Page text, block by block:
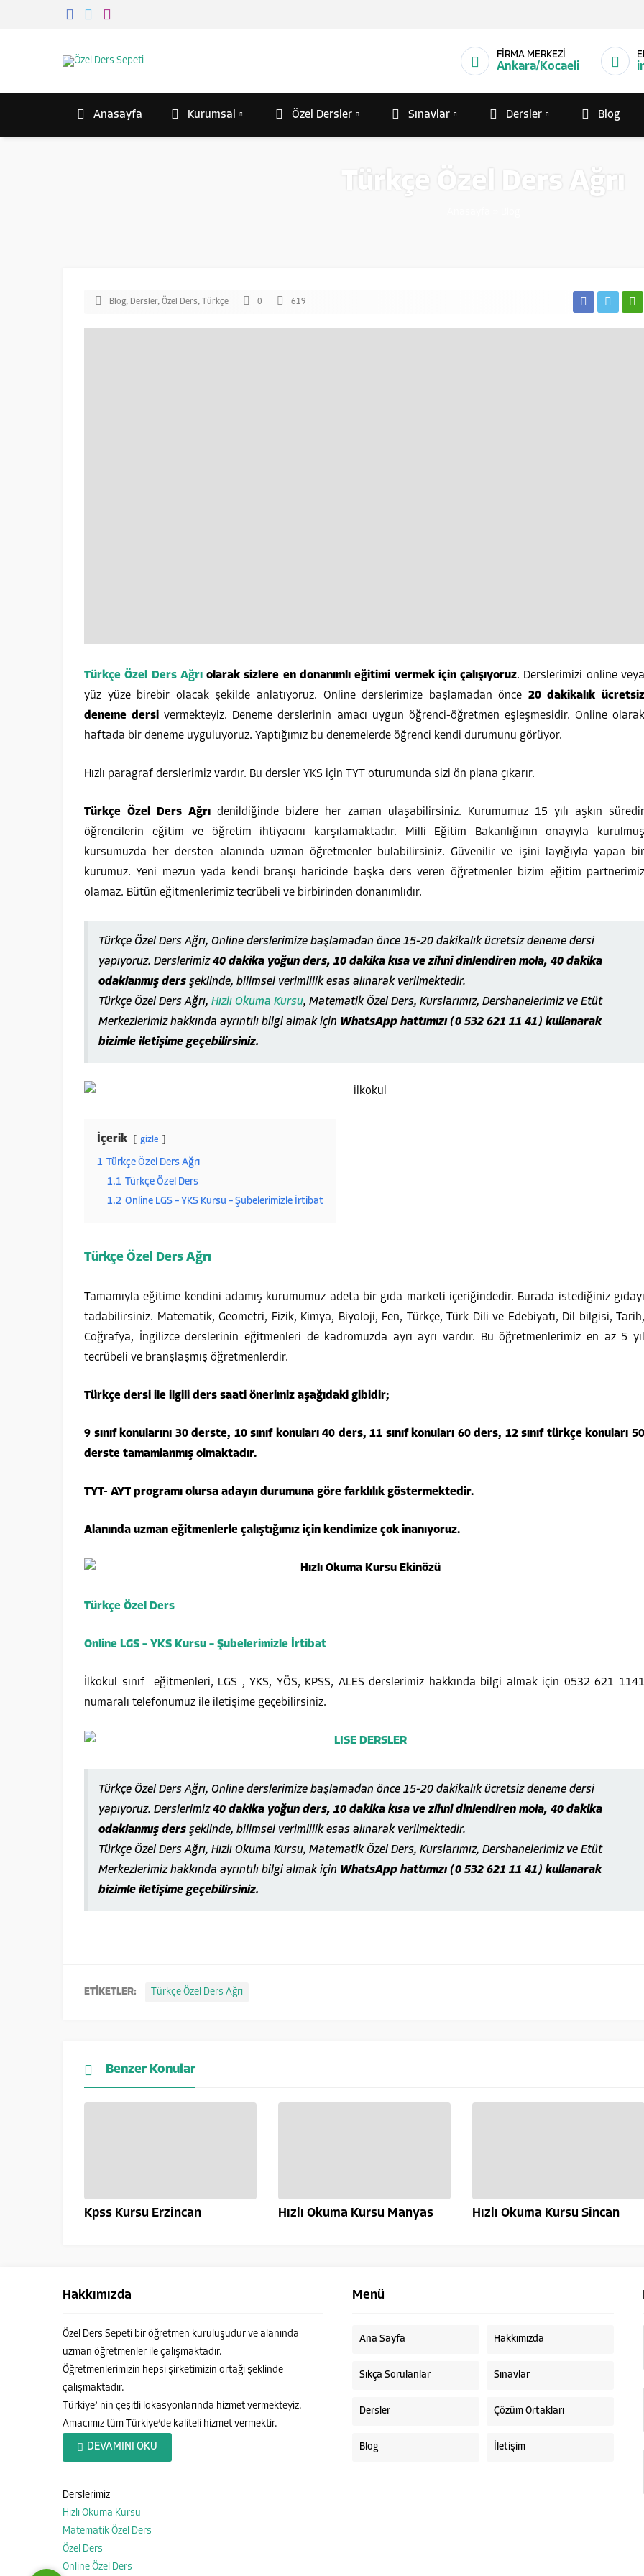
FİRMA MERKEZİ
Ankara/Kocaeli
Anasayfa Kurumsal Özel Dersler Sınavlar Dersler Blog
Türkçe Özel Ders Ağrı
Blog, Dersler, Özel Ders, Türkçe 0 619
Türkçe Özel Ders Ağrıolarak sizlere en donanımlı eğitimi vermek için çalışıyoruz. Derslerimizi online
yüz yüze birebir olacak şekilde anlatıyoruz. Online derslerimize başlamadan önce 20 dakikalık
deneme dersi vermekteyiz. Deneme derslerinin amacı uygun öğrenci-öğretmen eşleşmesidir. Online
haftada bir deneme uyguluyoruz. Yaptığımız bu denemelerde öğrenci kendi durumunu görüyor.
Hızlı paragraf derslerimiz vardır. Bu dersler YKS için TYT oturumunda sizi ön plana çıkarır.
Türkçe Özel Ders Ağrı denildiğinde bizlere her zaman ulaşabilirsiniz. Kurumumuz 15 yılı aşkın süredir
öğrencilerin eğitim ve öğretim ihtiyacını karşılamaktadır. Milli Eğitim Bakanlığının onayıyla kurulmuş
kursumuzda her dersten alanında uzman öğretmenler bulabilirsiniz. Güvenilir ve işini layığıyla yapan bir
kurumuz. Yeni mezun yada kendi branşı haricinde başka ders veren öğretmenler bizim eğitim partnerimiz
olamaz. Bütün eğitmenlerimiz tecrübeli ve birbirinden donanımlıdır.
Türkçe Özel Ders Ağrı, Online derslerimize başlamadan önce 15-20 dakikalık ücretsiz deneme dersi
yapıyoruz. Derslerimiz40 dakika yoğun ders, 10 dakika kısa ve zihni dinlendiren mola, 40 dakika
odaklanmış ders şeklinde, bilimsel verimlilik esas alınarak verilmektedir.
Türkçe Özel Ders Ağrı, Hızlı Okuma Kursu, Matematik Özel Ders, Kurslarımız, Dershanelerimiz ve Etüt
Merkezlerimiz hakkında ayrıntılı bilgi almak için WhatsApp hattımızı (0 532 621 11 41) kullanarak
bizimle iletişime geçebilirsiniz.
İçerik gizle
1 Türkçe Özel Ders Ağrı
1.1 Türkçe Özel Ders
1.2 Online LGS – YKS Kursu – Şubelerimizle İrtibat
Türkçe Özel Ders Ağrı
Tamamıyla eğitime kendini adamış kurumumuz adeta bir gıda marketi içeriğindedir. Burada istediğiniz gıdayı
tadabilirsiniz. Matematik, Geometri, Fizik, Kimya, Biyoloji, Fen, Türkçe, Türk Dili ve Edebiyatı, Dil bilgisi, Tarih,
Coğrafya, İngilizce derslerinin eğitmenleri de kadromuzda ayrı ayrı vardır. Bu öğretmenlerimiz en az 5 yıl
tecrübeli ve branşlaşmış öğretmenlerdir.
Türkçe dersi ile ilgili ders saati önerimiz aşağıdaki gibidir;
9 sınıf konularını 30 derste, 10 sınıf konuları 40 ders, 11 sınıf konuları 60 ders, 12 sınıf türkçe konuları 50
derste tamamlanmış olmaktadır.
TYT- AYT programı olursa adayın durumuna göre farklılık göstermektedir.
Alanında uzman eğitmenlerle çalıştığımız için kendimize çok inanıyoruz.
Türkçe Özel Ders
Online LGS – YKS Kursu – Şubelerimizle İrtibat
İlkokul sınıf eğitmenleri, LGS , YKS, YÖS, KPSS, ALES derslerimiz hakkında bilgi almak için 0532 621 1141
numaralı telefonumuz ile iletişime geçebilirsiniz.
Türkçe Özel Ders Ağrı, Online derslerimize başlamadan önce 15-20 dakikalık ücretsiz deneme dersi
yapıyoruz. Derslerimiz40 dakika yoğun ders, 10 dakika kısa ve zihni dinlendiren mola, 40 dakika
odaklanmış ders şeklinde, bilimsel verimlilik esas alınarak verilmektedir.
Türkçe Özel Ders Ağrı, Hızlı Okuma Kursu, Matematik Özel Ders, Kurslarımız, Dershanelerimiz ve Etüt
Merkezlerimiz hakkında ayrıntılı bilgi almak için WhatsApp hattımızı (0 532 621 11 41) kullanarak
bizimle iletişime geçebilirsiniz.
ETİKETLER: Türkçe Özel Ders Ağrı
Benzer Konular
Kpss Kursu Erzincan Hızlı Okuma Kursu Manyas Hızlı Okuma Kursu Sincan
Hakkımızda
Özel Ders Sepeti bir öğretmen kuruluşudur ve alanında
uzman öğretmenler ile çalışmaktadır.
Öğretmenlerimizin hepsi şirketimizin ortağı şeklinde
çalışmaktadır.
Türkiye’ nin çeşitli lokasyonlarında hizmet vermekteyiz.
Amacımız tüm Türkiye’de kaliteli hizmet vermektir.
DEVAMINI OKU
Derslerimiz
Hızlı Okuma Kursu
Matematik Özel Ders
Özel Ders
Online Özel Ders
Menü
Ana Sayfa Hakkımızda
Sıkça Sorulanlar Sınavlar
Dersler Çözüm Ortakları
Blog İletişim
Özel Ders Sepeti